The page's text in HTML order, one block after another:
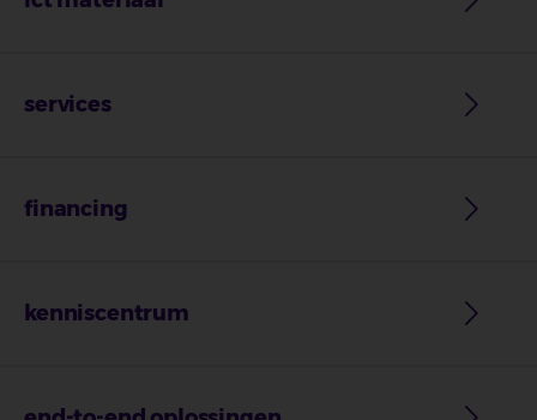
services
financing
kenniscentrum